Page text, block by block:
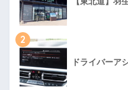
2
ドライバーア